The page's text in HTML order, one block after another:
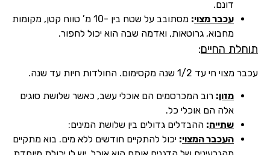
דונם.
עכבר מצוי:
מסתובב על שטח בין -10 מ’ טווח קטן, מקומות
מחבוא, גרוטאות, ואדמה שבה הוא יכול לחפור.
תוחלת החיים:
עכבר מצוי חי עד 1/2 שנה מקסימום. החולדות חיות עד שנה.
מזון: רוב המכרסמים הם אוכלי עשב, כאשר שלושת סוגים
אלה הם אוכלי כל.
שתייה: ההבדלים גדולים בין שלושת המינים:
העכבר המצוי: יכול להתקיים חודשים ללא מים. בוא מתקיים